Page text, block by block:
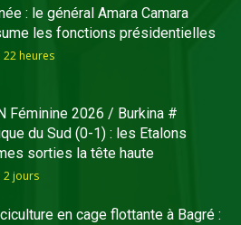
: le général Amara Camara
les fonctions présidentielles
22 heures
Féminine 2026 / Burkina #
du Sud (0-1) : les Etalons
sorties la tête haute
2 jours
en cage flottante à Bagré :